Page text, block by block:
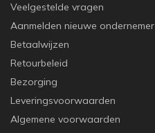
Veelgestelde vragen
Aanmelden nieuwe ondernemer
Betaalwijzen
Retourbeleid
Bezorging
Leveringsvoorwaarden
Algemene voorwaarden